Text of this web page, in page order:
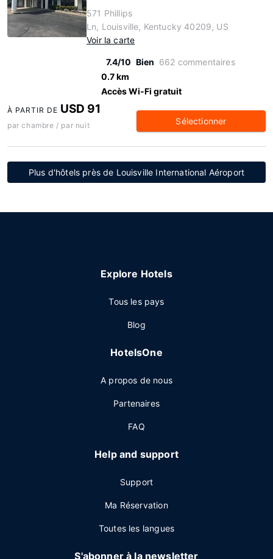
571 Phillips
Ln, Louisville, Kentucky 40209, US
Voir la carte
7.4/10 Bien 662 commentaires
0.7 km
Accès Wi-Fi gratuit
À PARTIR DE USD 91
par chambre / par nuit Sélectionner
Plus d'hôtels près de Louisville International Aéroport
Explore Hotels
Tous les pays
Blog
HotelsOne
A propos de nous
Partenaires
FAQ
Help and support
Support
Ma Réservation
Toutes les langues
S'abonner à la newsletter